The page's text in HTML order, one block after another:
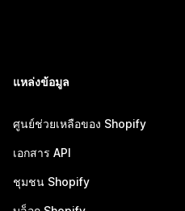
แหล่งข้อมูล
ศูนย์ช่วยเหลือของ Shopify
เอกสาร API
ชุมชน Shopify